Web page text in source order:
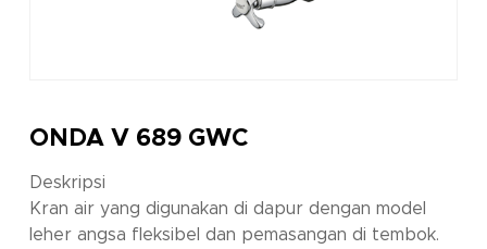
ONDA V 689 GWC
Deskripsi
Kran air yang digunakan di dapur dengan model
leher angsa fleksibel dan pemasangan di tembok.